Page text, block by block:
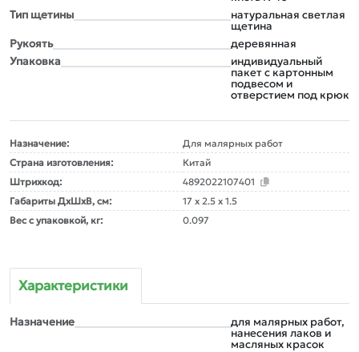
Тип щетины
натуральная светлая
щетина
Рукоять
деревянная
Упаковка
индивидуальный
пакет с картонным
подвесом и
отверстием под крюк
Назначение:
Для малярных работ
Страна изготовления:
Китай
Штрихкод:
4892022107401
Габариты ДxШxВ, см:
17 x 2.5 x 1.5
Вес с упаковкой, кг:
0.097
Характеристики
Назначение
для малярных работ,
нанесения лаков и
масляных красок